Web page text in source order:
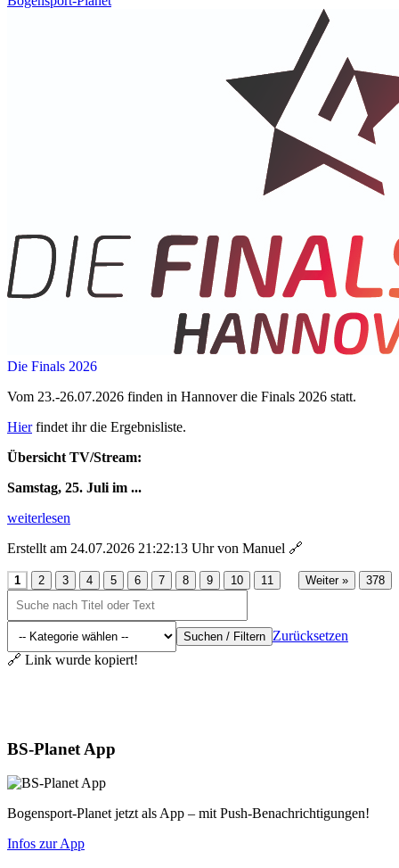
Die Finals 2026
Vom 23.-26.07.2026 finden in Hannover die Finals 2026 statt.
Hierfindet ihr die Ergebnisliste.
Übersicht TV/Stream:
Samstag, 25. Juli im ...
weiterlesen
Erstellt am 24.07.2026 21:22:13 Uhr von Manuel 🔗
1 2 3 4 5 6 7 8 9 10 11 Weiter » 378
Suchen / Filtern Zurücksetzen
🔗 Link wurde kopiert!
BS-Planet App
Bogensport-Planet jetzt als App – mit Push-Benachrichtigungen!
Infos zur App